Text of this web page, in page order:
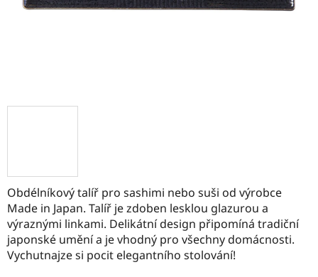
Obdélníkový talíř pro sashimi nebo suši od výrobce
Made in Japan. Talíř je zdoben lesklou glazurou a
výraznými linkami. Delikátní design připomíná tradiční
japonské umění a je vhodný pro všechny domácnosti.
Vychutnajze si pocit elegantního stolování!